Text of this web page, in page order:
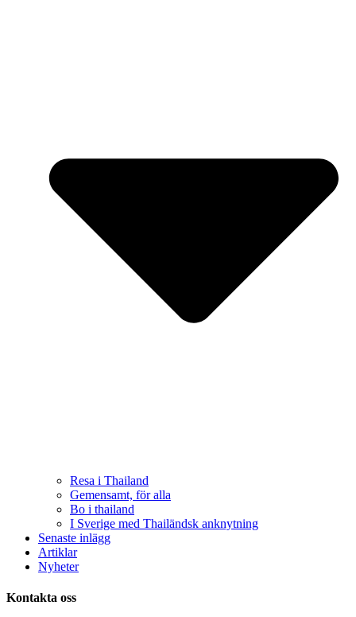
Resa i Thailand
Gemensamt, för alla
Bo i thailand
I Sverige med Thailändsk anknytning
Senaste inlägg
Artiklar
Nyheter
Kontakta oss